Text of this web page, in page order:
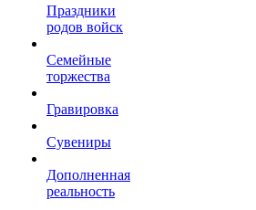
Праздники
родов войск
Семейные
торжества
Гравировка
Сувениры
Дополненная
реальность